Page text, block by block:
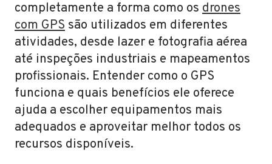
completamente a forma como os drones
com GPS são utilizados em diferentes
atividades, desde lazer e fotografia aérea
até inspeções industriais e mapeamentos
profissionais. Entender como o GPS
funciona e quais benefícios ele oferece
ajuda a escolher equipamentos mais
adequados e aproveitar melhor todos os
recursos disponíveis.